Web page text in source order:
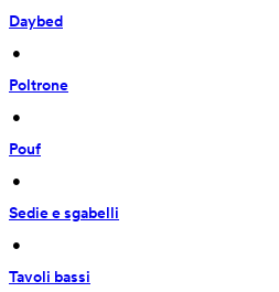
Daybed
•
Poltrone
•
Pouf
•
Sedie e sgabelli
•
Tavoli bassi